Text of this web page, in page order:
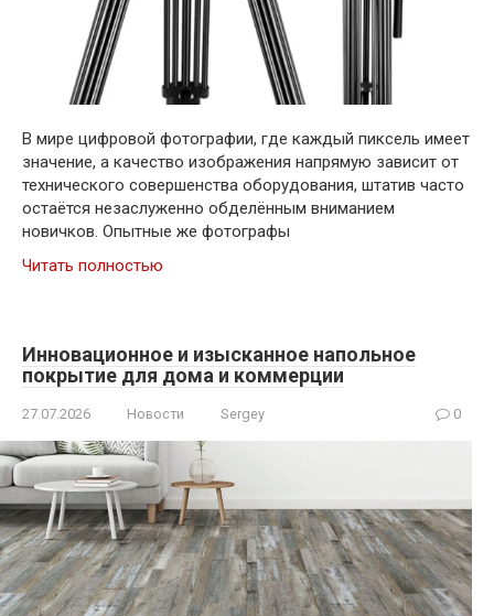
В мире цифровой фотографии, где каждый пиксель имеет
значение, а качество изображения напрямую зависит от
технического совершенства оборудования, штатив часто
остаётся незаслуженно обделённым вниманием
новичков. Опытные же фотографы
Читать полностью
Инновационное и изысканное напольное
покрытие для дома и коммерции
27.07.2026 Новости Sergey 0